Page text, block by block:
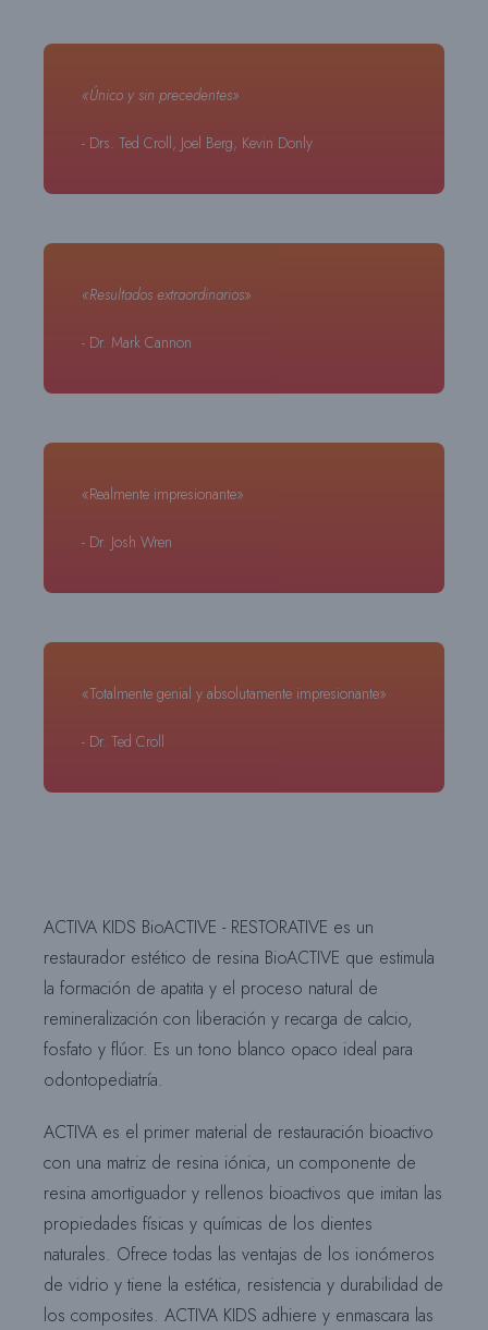
«Único y sin precedentes»
- Drs. Ted Croll, Joel Berg, Kevin Donly
«Resultados extraordinarios»
- Dr. Mark Cannon
«Realmente impresionante»
- Dr. Josh Wren
«Totalmente genial y absolutamente impresionante»
- Dr. Ted Croll
ACTIVA KIDS BioACTIVE - RESTORATIVE es un
restaurador estético de resina BioACTIVE que estimula
la formación de apatita y el proceso natural de
remineralización con liberación y recarga de calcio,
fosfato y flúor. Es un tono blanco opaco ideal para
odontopediatría.
ACTIVA es el primer material de restauración bioactivo
con una matriz de resina iónica, un componente de
resina amortiguador y rellenos bioactivos que imitan las
propiedades físicas y químicas de los dientes
naturales. Ofrece todas las ventajas de los ionómeros
de vidrio y tiene la estética, resistencia y durabilidad de
los composites. ACTIVA KIDS adhiere y enmascara las